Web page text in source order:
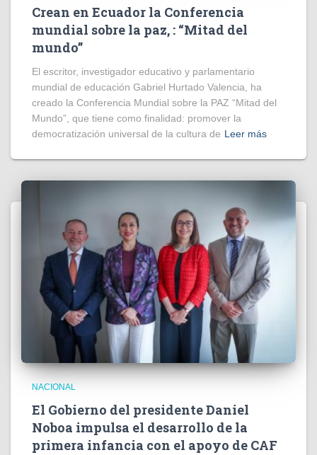
Crean en Ecuador la Conferencia
mundial sobre la paz, : “Mitad del
mundo”
El escritor, investigador educativo y parlamentario
mundial de educación Gabriel Hurtado Valencia, ha
creado la Conferencia Mundial sobre la PAZ “Mitad del
Mundo”, que tiene como finalidad: promover la
democratización universal de la cultura de Leer más
NACIONAL
El Gobierno del presidente Daniel
Noboa impulsa el desarrollo de la
primera infancia con el apoyo de CAF